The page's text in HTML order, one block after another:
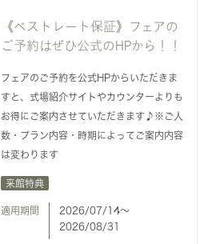
《ベストレート保証》フェアの
ご予約はぜひ公式のHPから！！
フェアのご予約を公式HPからいただきま
すと、式場紹介サイトやカウンターよりも
お得にご案内させていただきます♪※ご人
数・プラン内容・時期によってご案内内容
は変わります
来館特典
適用期間
2026/07/14〜
2026/08/31